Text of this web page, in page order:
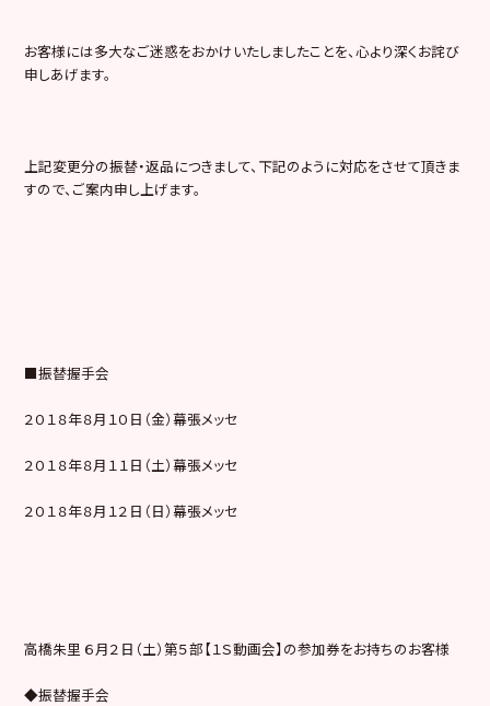
お客様には多大なご迷惑をおかけいたしましたことを、心より深くお詫び
申しあげます。
上記変更分の振替・返品につきまして、下記のように対応をさせて頂きま
すので、ご案内申し上げます。
■振替握手会
２０１８年８月１０日（金）幕張メッセ
２０１８年８月１１日（土）幕張メッセ
２０１８年８月１２日（日）幕張メッセ
高橋朱里 ６月２日（土）第５部【１Ｓ動画会】の参加券をお持ちのお客様
◆振替握手会